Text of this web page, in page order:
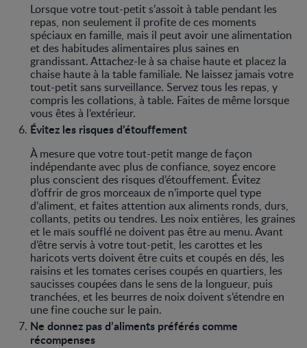
Lorsque votre tout-petit s’assoit à table pendant les
repas, non seulement il profite de ces moments
spéciaux en famille, mais il peut avoir une alimentation
et des habitudes alimentaires plus saines en
grandissant. Attachez-le à sa chaise haute et placez la
chaise haute à la table familiale. Ne laissez jamais votre
tout-petit sans surveillance. Servez tous les repas, y
compris les collations, à table. Faites de même lorsque
vous êtes à l’extérieur.
Évitez les risques d’étouffement
À mesure que votre tout-petit mange de façon
indépendante avec plus de confiance, soyez encore
plus conscient des risques d’étouffement. Évitez
d’offrir de gros morceaux de n’importe quel type
d’aliment, et faites attention aux aliments ronds, durs,
collants, petits ou tendres. Les noix entières, les graines
et le maïs soufflé ne doivent pas être au menu. Avant
d’être servis à votre tout-petit, les carottes et les
haricots verts doivent être cuits et coupés en dés, les
raisins et les tomates cerises coupés en quartiers, les
saucisses coupées dans le sens de la longueur, puis
tranchées, et les beurres de noix doivent s’étendre en
une fine couche sur le pain.
Ne donnez pas d’aliments préférés comme
récompenses